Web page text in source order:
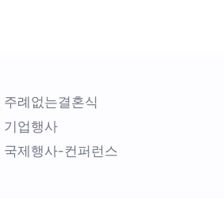
주례없는결혼식
기업행사
국제행사-컨퍼런스